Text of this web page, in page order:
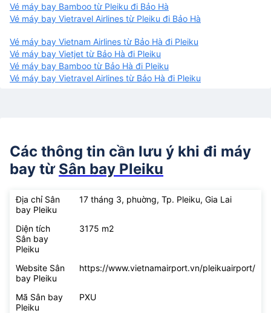
Vé máy bay Bamboo từ Pleiku đi Bảo Hà
Vé máy bay Vietravel Airlines từ Pleiku đi Bảo Hà
Vé máy bay Vietnam Airlines từ Bảo Hà đi Pleiku
Vé máy bay Vietjet từ Bảo Hà đi Pleiku
Vé máy bay Bamboo từ Bảo Hà đi Pleiku
Vé máy bay Vietravel Airlines từ Bảo Hà đi Pleiku
Các thông tin cần lưu ý khi đi máy
bay từ Sân bay Pleiku
Địa chỉ Sân
bay Pleiku
17 tháng 3, phuờng, Tp. Pleiku, Gia Lai
Diện tích
Sân bay
Pleiku
3175 m2
Website Sân
bay Pleiku
https://www.vietnamairport.vn/pleikuairport/
Mã Sân bay
Pleiku
PXU